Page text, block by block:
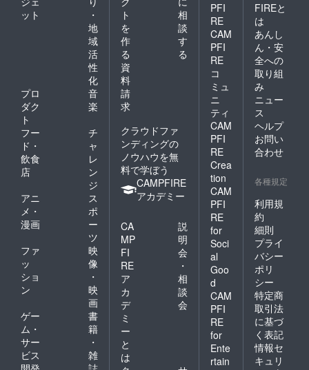
ット
・
地
域
活
性
化
プロ
ダク
ト
音
楽
フー
ド・
飲食
店
チ
ャ
レ
ン
ジ
アニ
メ・
漫画
ス
ポ
ー
ツ
ファ
ッ
ショ
ン
映
像
・
映
画
ゲー
ム・
サー
ビス
書
籍
・
雑
ト
を
作
る
相
談
す
る
資
料
請
求
クラウドファ
ンディングの
ノウハウを無
料で学ぼう
CAMPFIRE
アカデミー
CA
MP
FI
RE
ア
カ
デ
ミ
ー
と
は
説
明
会
・
相
談
会
PFI
RE
CAM
PFI
RE
コ
ミュ
ニ
ティ
CAM
PFI
RE
Crea
tion
CAM
PFI
RE
for
Soci
al
Goo
d
CAM
PFI
RE
for
Ente
rtain
FIREと
は
あんし
ん・安
全への
取り組
み
ニュー
ス
ヘルプ
お問い
合わせ
各種規定
利用規
約
細則
プライ
バシー
ポリ
シー
特定商
取引法
に基づ
く表記
情報セ
キュリ